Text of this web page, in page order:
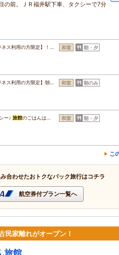
の前。ＪＲ福井駅下車、タクシーで7分
ネス利用の方限定】！… 和室 朝・夕
ネス利用の方限定】朝… 和室 朝のみ
ー♪ 旅館のごはんは… 和室 朝・夕
こ
合わせたおトクなパック旅行はコチラ
航空券付プラン一覧へ
家離れがオープン！
旅館